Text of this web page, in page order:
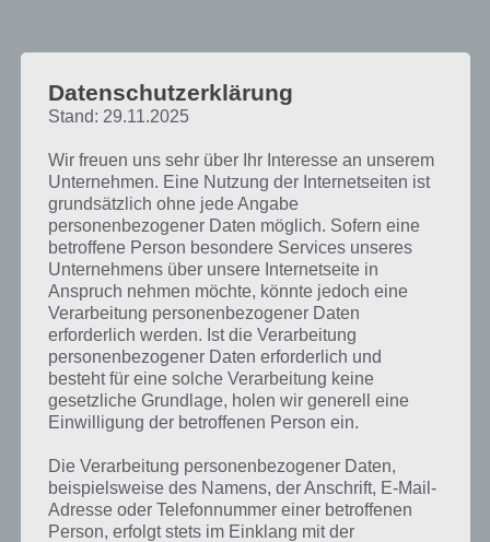
Kurze Begriffserklärung zur Lösung
Backen
Datenschutzerklärung
Stand: 29.11.2025
Wir freuen uns sehr über Ihr Interesse an unserem
Unternehmen. Eine Nutzung der Internetseiten ist
grundsätzlich ohne jede Angabe
personenbezogener Daten möglich. Sofern eine
betroffene Person besondere Services unseres
Unternehmens über unsere Internetseite in
Anspruch nehmen möchte, könnte jedoch eine
Verarbeitung personenbezogener Daten
erforderlich werden. Ist die Verarbeitung
personenbezogener Daten erforderlich und
besteht für eine solche Verarbeitung keine
gesetzliche Grundlage, holen wir generell eine
Einwilligung der betroffenen Person ein.
Die Verarbeitung personenbezogener Daten,
beispielsweise des Namens, der Anschrift, E-Mail-
Adresse oder Telefonnummer einer betroffenen
Person, erfolgt stets im Einklang mit der